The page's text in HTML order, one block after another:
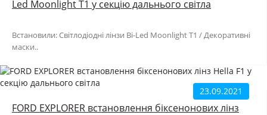
Led Moonlight T1 у секцію дальнього світла
Встановили: Світлодіодні лінзи Bi-Led Moonlight T1 / Декоративні
маски..
23.09.2021
FORD EXPLORER встановлення біксенонових лінз